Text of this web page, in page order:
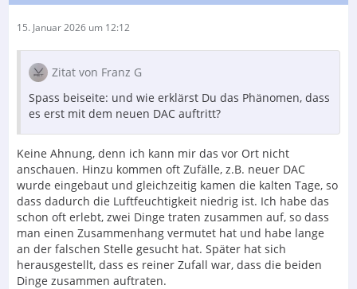
Warmbier zu kaufen, Kostet ca. 20,- €
Luftfeuchtigkeit in dem Raum zu sorgen.
Gruß
Uwe
15. Januar 2026 um 12:12
Zitat von Franz G
Spass beiseite: und wie erklärst Du das Phänomen, dass
es erst mit dem neuen DAC auftritt?
Keine Ahnung, denn ich kann mir das vor Ort nicht
anschauen. Hinzu kommen oft Zufälle, z.B. neuer DAC
wurde eingebaut und gleichzeitig kamen die kalten Tage, so
dass dadurch die Luftfeuchtigkeit niedrig ist. Ich habe das
schon oft erlebt, zwei Dinge traten zusammen auf, so dass
man einen Zusammenhang vermutet hat und habe lange
an der falschen Stelle gesucht hat. Später hat sich
herausgestellt, dass es reiner Zufall war, dass die beiden
Dinge zusammen auftraten.